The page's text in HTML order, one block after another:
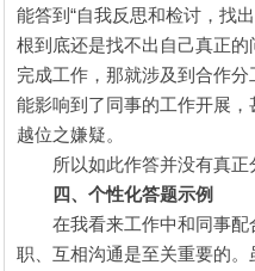
能答到“自我反思和检讨，找
根到底还是找不出自己真正
完成工作，那就涉及到合作
能影响到了同事的工作开展
越位之嫌疑。
所以如此作答并没有真正
四、个性化答题示例
在我看来工作中和同事配
职、互相沟通是至关重要的